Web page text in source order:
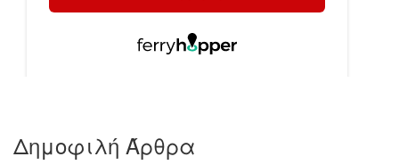
Δημοφιλή Άρθρα